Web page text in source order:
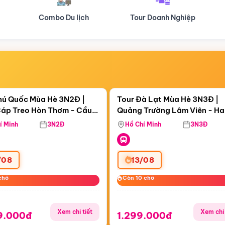
Tour Doanh Nghiệp Du lịch Hành Hương
11:29:48
Treo Hòn Thơm
Quốc Mùa Hè 3N2Đ |
Treo Hòn Thơm - Cầu
Viên Nước Aquatopia
Minh 3N2Đ
Xem chi tiết
Còn06 ngày 11:29:48
Tour Đà Lạt Mùa Hè 3N3Đ |
Quảng Trường Lâm Viên -
Hill - Puppy Farm
Hồ Chí Minh 3N3Đ
13/08
Còn 10 chỗ
Còn 10 chỗ
1.299.000đ Xem